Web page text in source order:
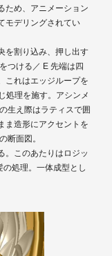
ため、アニメーション
モデリングされてい
を割り込み、押し出す
つける／ E 先端は四
これはエッジループを
処理を施す。アシンメ
生え際はラティスで囲
ま造形にアクセントを
断面図。
。このあたりはロジッ
処理。一体成型とし